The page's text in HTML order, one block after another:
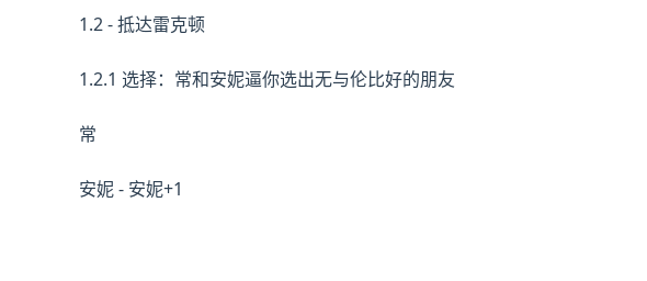
1.2 - 抵达雷克顿
1.2.1 选择：常和安妮逼你选出无与伦比好的朋友
常
安妮 - 安妮+1